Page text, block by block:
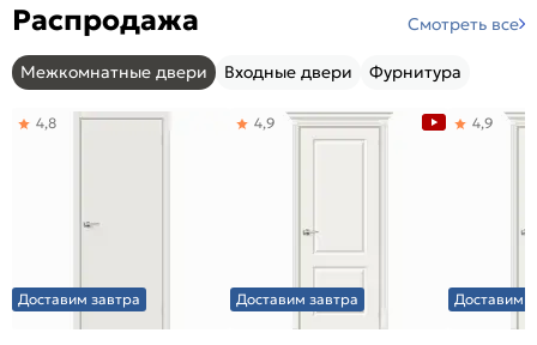
Распродажа Смотреть все
Межкомнатные двери Входные двери Фурнитура
Доставим завтра
4,8
Доставим завтра
4,9
Доставим
4,9